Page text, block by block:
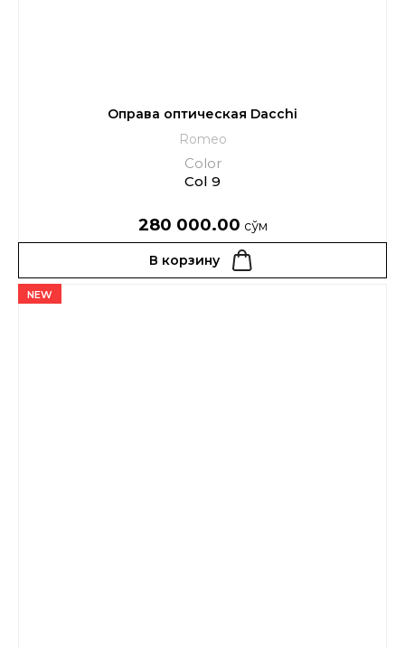
Оправа оптическая Dacchi
Romeo
Color
Col 9
280 000.00 сўм
В корзину
NEW